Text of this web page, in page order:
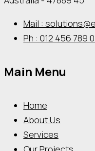
Mail :
Ph : 012 456 789
Main Menu
Home
About Us
Services